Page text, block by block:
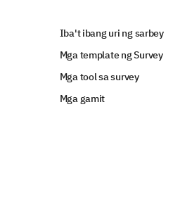
Iba't ibang uri ng sarbey
Mga template ng Survey
Mga tool sa survey
Mga gamit